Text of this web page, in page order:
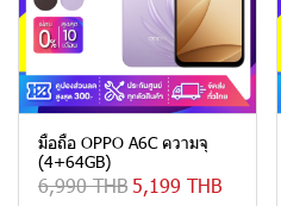
มือถือ OPPO A6C ความจุ
(4+64GB)
6,990 THB 5,199 THB